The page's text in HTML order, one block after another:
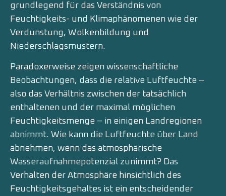
grundlegend für das Verständnis von
Feuchtigkeits- und Klimaphänomenen wie der
Verdunstung, Wolkenbildung und
Niederschlagsmustern.
Paradoxerweise zeigen wissenschaftliche
Beobachtungen, dass die relative Luftfeuchte –
also das Verhältnis zwischen der tatsächlich
enthaltenen und der maximal möglichen
Feuchtigkeitsmenge – in einigen Landregionen
abnimmt. Wie kann die Luftfeuchte über Land
abnehmen, wenn das atmosphärische
Wasseraufnahmepotenzial zunimmt? Das
Verhalten der Atmosphäre hinsichtlich des
Feuchtigkeitsgehaltes ist ein entscheidender